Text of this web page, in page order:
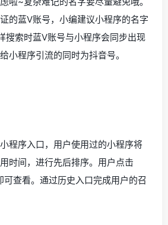
的蓝V账号，小编建议小程序的名字
搜索时蓝V账号与小程序会同步出现
小程序引流的同时为抖音号。
程序入口，用户使用过的小程序将
时间，进行先后排序。用户点击
可查看。通过历史入口完成用户的召